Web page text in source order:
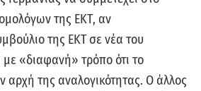
της ΕΚΤ, αν
της ΕΚΤ σε νέα του
«διαφανή» τρόπο ότι το
αρχή της αναλογικότητας. Ο άλλος